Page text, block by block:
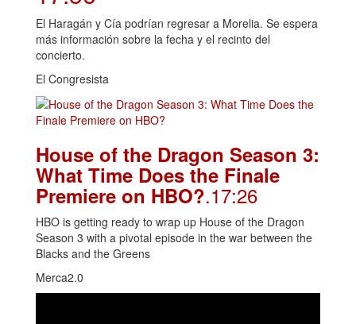
El Haragán y Cía podrían regresar a Morelia. Se espera
más información sobre la fecha y el recinto del
concierto.
El Congresista
House of the Dragon Season 3:
What Time Does the Finale
Premiere on HBO?.17:26
HBO is getting ready to wrap up House of the Dragon
Season 3 with a pivotal episode in the war between the
Blacks and the Greens
Merca2.0